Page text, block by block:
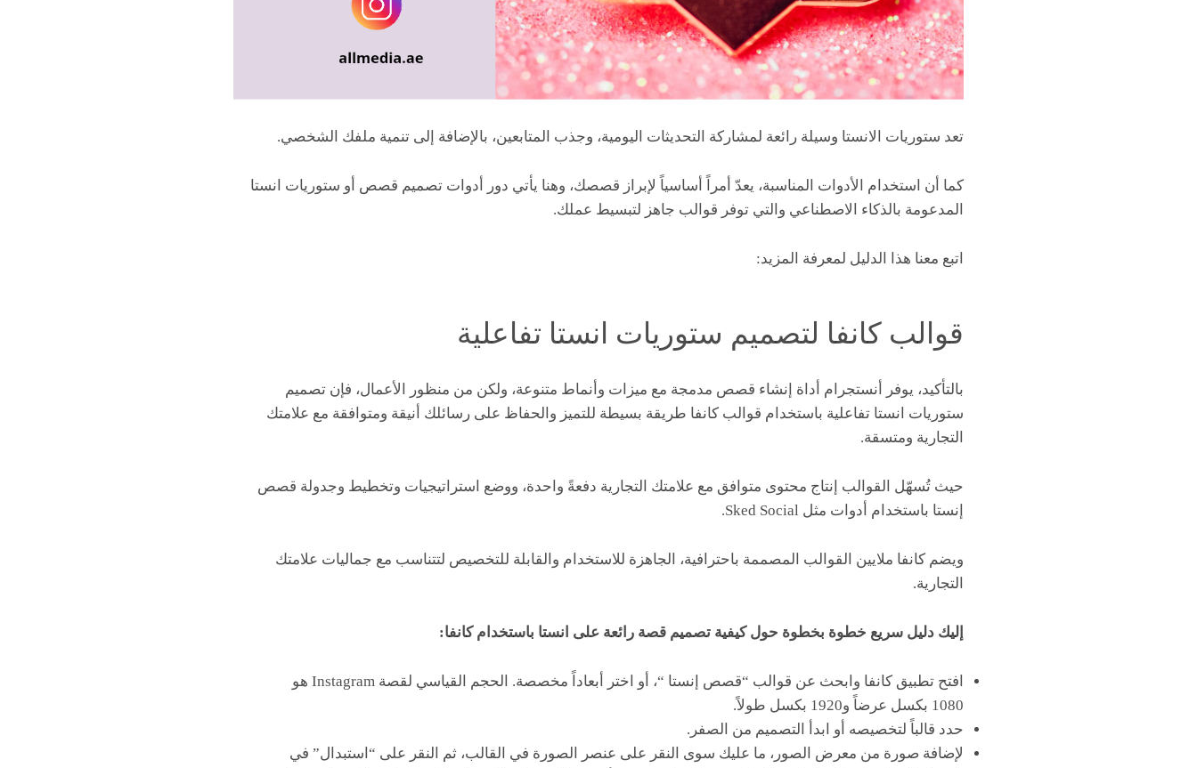
تعد ستوريات الانستا وسيلة رائعة لمشاركة التحديثات اليومية، وجذب المتابعين، بالإضافة إلى تنمية ملفك الشخصي.
كما أن استخدام الأدوات المناسبة، يعدّ أمراً أساسياً لإبراز قصصك، وهنا يأتي دور أدوات تصميم قصص أو ستوريات انستا
المدعومة بالذكاء الاصطناعي والتي توفر قوالب جاهز لتبسيط عملك.
اتبع معنا هذا الدليل لمعرفة المزيد:
قوالب كانفا لتصميم ستوريات انستا تفاعلية
بالتأكيد، يوفر أنستجرام أداة إنشاء قصص مدمجة مع ميزات وأنماط متنوعة، ولكن من منظور الأعمال، فإن تصميم
ستوريات انستا تفاعلية باستخدام قوالب كانفا طريقة بسيطة للتميز والحفاظ على رسائلك أنيقة ومتوافقة مع علامتك
التجارية ومتسقة.
حيث تُسهّل القوالب إنتاج محتوى متوافق مع علامتك التجارية دفعةً واحدة، ووضع استراتيجيات وتخطيط وجدولة قصص
إنستا باستخدام أدوات مثل Sked Social.
ويضم كانفا ملايين القوالب المصممة باحترافية، الجاهزة للاستخدام والقابلة للتخصيص لتتناسب مع جماليات علامتك
التجارية.
إليك دليل سريع خطوة بخطوة حول كيفية تصميم قصة رائعة على انستا باستخدام كانفا:
افتح تطبيق كانفا وابحث عن قوالب “قصص إنستا “، أو اختر أبعاداً مخصصة. الحجم القياسي لقصة Instagram هو
1080 بكسل عرضاً و1920 بكسل طولاً.
حدد قالباً لتخصيصه أو ابدأ التصميم من الصفر.
لإضافة صورة من معرض الصور، ما عليك سوى النقر على عنصر الصورة في القالب، ثم النقر على “استبدال” في